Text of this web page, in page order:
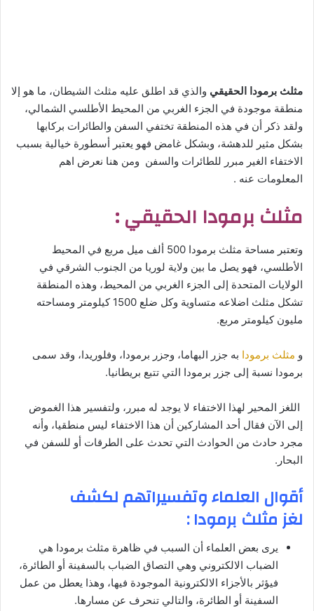
مثلث برمودا الحقيقي والذي قد اطلق عليه مثلث الشيطان، ما هو إلا
منطقة موجودة في الجزء الغربي من المحيط الأطلسي الشمالي،
ولقد ذكر أن في هذه المنطقة تختفي السفن والطائرات بركابها
بشكل مثير للدهشة، وبشكل غامض فهو يعتبر أسطورة خيالية بسبب
الاختفاء الغير مبرر للطائرات والسفن ومن هنا نعرض اهم
المعلومات عنه .
مثلث برمودا الحقيقي :
وتعتبر مساحة مثلث برمودا 500 ألف ميل مربع في المحيط
الأطلسي، فهو يصل ما بين ولاية لوريا من الجنوب الشرقي في
الولايات المتحدة إلى الجزء الغربي من المحيط، وهذه المنطقة
تشكل مثلث اضلاعه متساوية وكل ضلع 1500 كيلومتر ومساحته
مليون كيلومتر مربع.
و مثلث برمودا به جزر البهاما، وجزر برمودا، وفلوريدا، وقد سمى
برمودا نسبة إلى جزر برمودا التي تتبع بريطانيا.
اللغز المحير لهذا الاختفاء لا يوجد له مبرر، ولتفسير هذا الغموض
إلى الآن فقال أحد المشاركين أن هذا الاختفاء ليس منطقيا، وأنه
مجرد حادث من الحوادث التي تحدث على الطرقات أو للسفن في
البحار.
أقوال العلماء وتفسيراتهم لكشف
لغز مثلث برمودا :
يرى بعض العلماء أن السبب في ظاهرة مثلث برمودا هي
الضباب الالكتروني وهي التصاق الضباب بالسفينة أو الطائرة،
فيؤثر بالأجزاء الالكترونية الموجودة فيها، وهذا يعطل من عمل
السفينة أو الطائرة، والتالي تنحرف عن مسارها.